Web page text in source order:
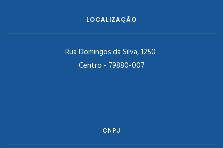
LOCALIZAÇÃO
Rua Domingos da Silva, 1250
Centro - 79880-007
CNPJ